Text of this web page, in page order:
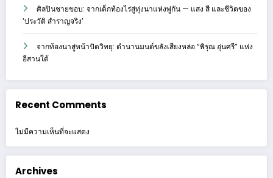
ศิลปินชายขอบ: จากเด็กท้องไร่สู่ทุ่งนาแห่งพู่กัน — แสง สี และชีวิตของ
‘ประวัติ สำราญจริง’
จากท้องนาสู่หน้าปัดวิทยุ: ตำนานมนต์ขลังเสียงหล่อ “พิรุณ อุ่นศรี” แห่ง
อีสานใต้
Recent Comments
ไม่มีความเห็นที่จะแสดง
Archives